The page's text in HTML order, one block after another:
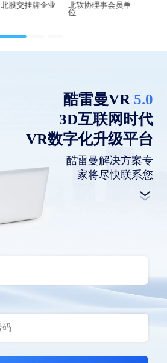
北股交挂牌企业
北软协理事会员单
位
酷雷曼VR 5.0
3D互联网时代
VR数字化升级平台
酷雷曼解决方案专
家将尽快联系您